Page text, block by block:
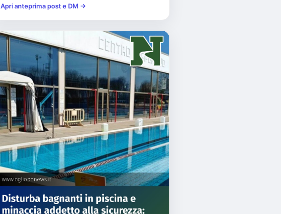
Apri anteprima post e DM →